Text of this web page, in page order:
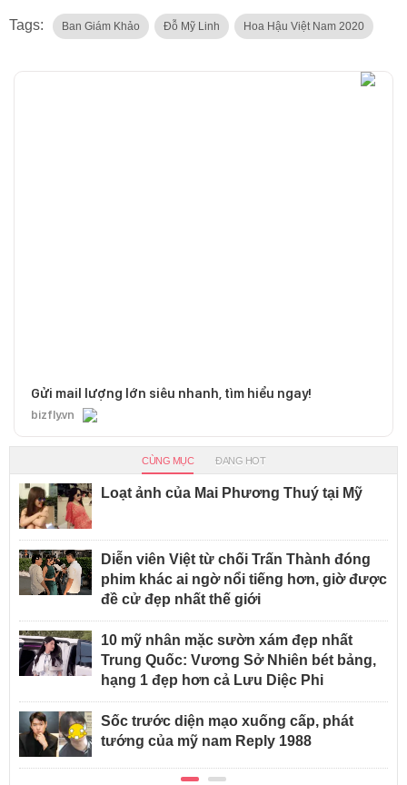
Tags: Ban Giám Khảo Đỗ Mỹ Linh Hoa Hậu Việt Nam 2020
Gửi mail lượng lớn siêu nhanh, tìm hiểu ngay!
bizfly.vn
CÙNG MỤC ĐANG HOT
Loạt ảnh của Mai Phương Thuý tại Mỹ
Diễn viên Việt từ chối Trấn Thành đóng
phim khác ai ngờ nổi tiếng hơn, giờ được
đề cử đẹp nhất thế giới
10 mỹ nhân mặc sườn xám đẹp nhất
Trung Quốc: Vương Sở Nhiên bét bảng,
hạng 1 đẹp hơn cả Lưu Diệc Phi
Sốc trước diện mạo xuống cấp, phát
tướng của mỹ nam Reply 1988